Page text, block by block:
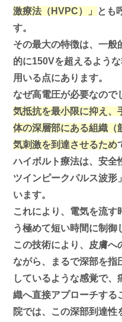
激療法（HVPC）」 とも
す。
その最大の特徴は、一般
的に150Vを超えるよう
用いる点にあります。
なぜ高電圧が必要なので
気抵抗を最小限に抑え、
体の深層部にある組織（
気刺激を到達させるため
ハイボルト療法は、安全
ツインピークパルス波形
います。
これにより、電気を流
う極めて短い時間に制御
この技術により、皮膚へ
ながら、まるで深部を指
しているような感覚で、
織へ直接アプローチする
院では、この深部到達